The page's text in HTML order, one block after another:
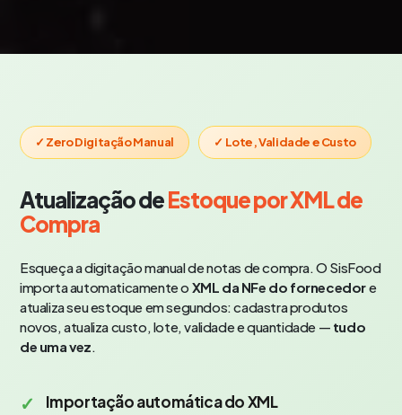
✓ Zero Digitação Manual ✓ Lote, Validade e Custo
Atualização deEstoque por XML de
Compra
Esqueça a digitação manual de notas de compra. O SisFood
importa automaticamente o XML da NFe do fornecedore
atualiza seu estoque em segundos: cadastra produtos
novos, atualiza custo, lote, validade e quantidade — tudo
de uma vez.
✓ Importação automática do XML